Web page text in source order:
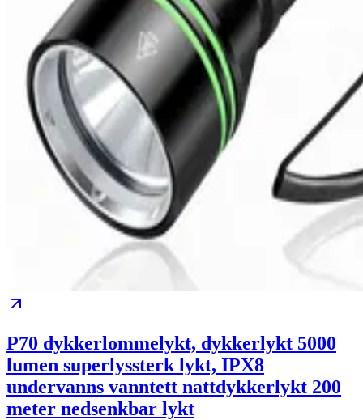
P70 dykkerlommelykt, dykkerlykt 5000
lumen superlyssterk lykt, IPX8
undervanns vanntett nattdykkerlykt 200
meter nedsenkbar lykt